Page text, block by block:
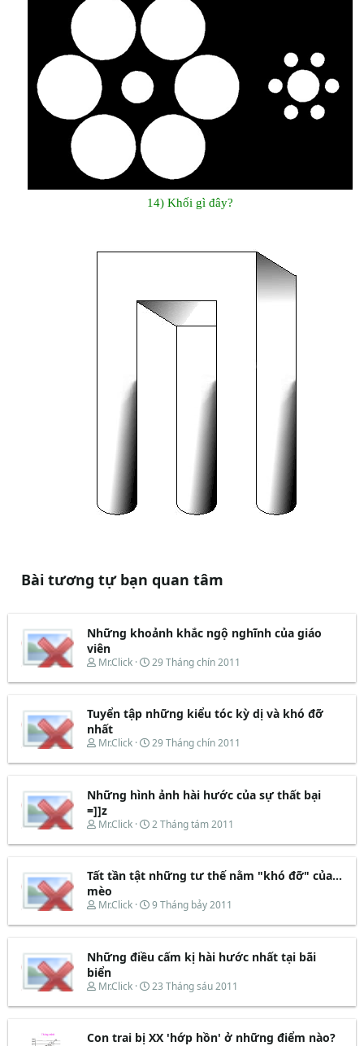
14) Khối gì đây?
Bài tương tự bạn quan tâm
Những khoảnh khắc ngộ nghĩnh của giáo
viên
T
r
a
d
s
a
t
e
r
Mr.Click
N
à
b
t
ầ
29 Tháng chín 2011
Tuyển tập những kiểu tóc kỳ dị và khó đỡ
nhất
T
r
a
d
s
a
t
e
r
Mr.Click
N
à
b
t
ầ
29 Tháng chín 2011
Những hình ảnh hài hước của sự thất bại
=]]z
T
r
a
d
s
a
t
e
r
Mr.Click
N
à
b
t
ầ
2 Tháng tám 2011
Tất tần tật những tư thế nằm "khó đỡ" của...
mèo
T
r
a
d
s
a
t
Mr.Click
N
à
b
t
ầ
9 Tháng bảy 2011
Những điều cấm kị hài hước nhất tại bãi
biển
T
r
a
Mr.Click
N
à
b
23 Tháng sáu 2011
Con trai bị XX 'hớp hồn' ở những điểm nào?